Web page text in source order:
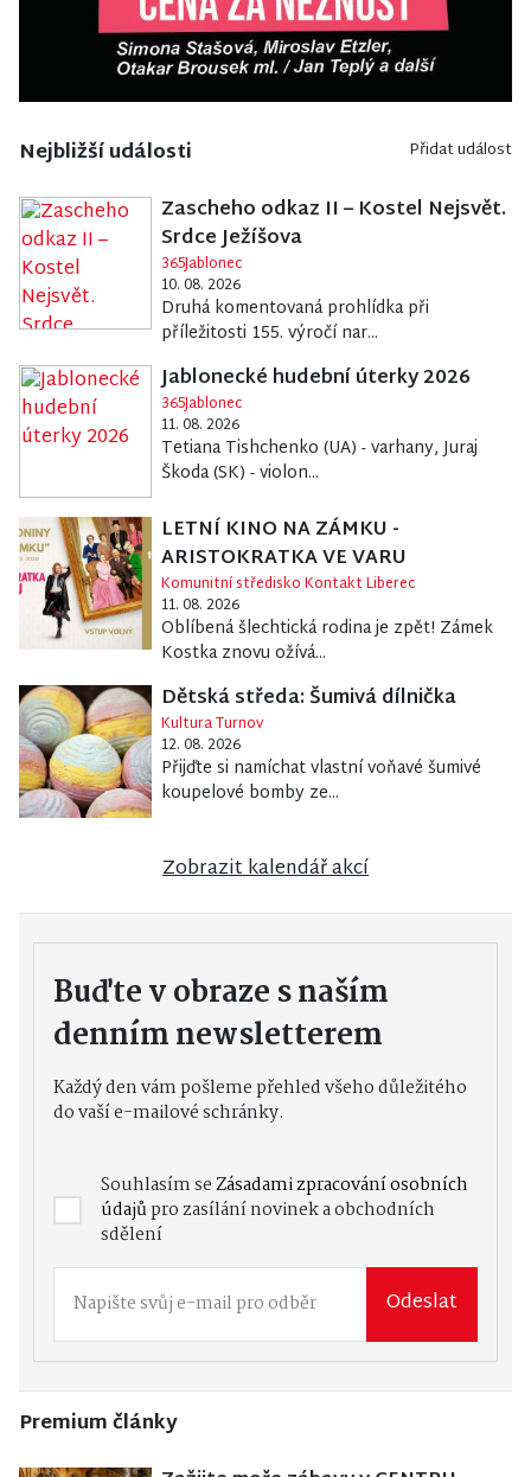
Nejbližší události Přidat událost
Zascheho odkaz II – Kostel Nejsvět.
Srdce Ježíšova
365Jablonec
10. 08. 2026
Druhá komentovaná prohlídka při
příležitosti 155. výročí nar...
Jablonecké hudební úterky 2026
365Jablonec
11. 08. 2026
Tetiana Tishchenko (UA) - varhany, Juraj
Škoda (SK) - violon...
LETNÍ KINO NA ZÁMKU -
ARISTOKRATKA VE VARU
Komunitní středisko Kontakt Liberec
11. 08. 2026
Oblíbená šlechtická rodina je zpět! Zámek
Kostka znovu ožívá...
Dětská středa: Šumivá dílnička
Kultura Turnov
12. 08. 2026
Přijďte si namíchat vlastní voňavé šumivé
koupelové bomby ze...
Zobrazit kalendář akcí
Buďte v obraze s naším
denním newsletterem
Každý den vám pošleme přehled všeho důležitého
do vaší e-mailové schránky.
Souhlasím seZásadami zpracování osobních
údajůpro zasílání novinek a obchodních
sdělení
Odeslat
Premium články